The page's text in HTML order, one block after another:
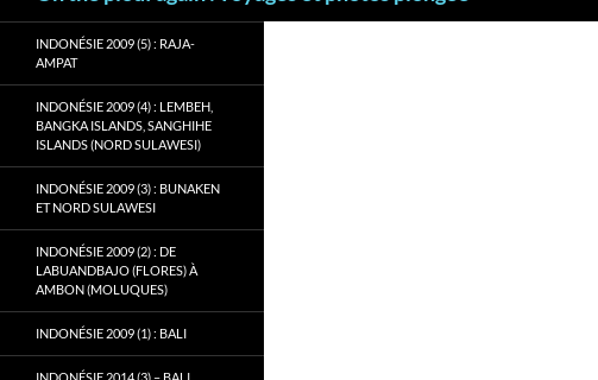
INDONÉSIE 2009 (5) : RAJA-
AMPAT
INDONÉSIE 2009 (4) : LEMBEH,
BANGKA ISLANDS, SANGHIHE
ISLANDS (NORD SULAWESI)
INDONÉSIE 2009 (3) : BUNAKEN
ET NORD SULAWESI
INDONÉSIE 2009 (2) : DE
LABUANDBAJO (FLORES) À
AMBON (MOLUQUES)
INDONÉSIE 2009 (1) : BALI